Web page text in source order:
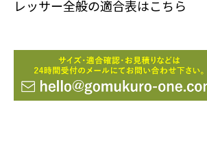
レッサー全般の適合表はこちら